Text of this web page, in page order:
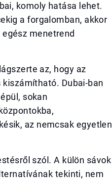
komoly hatása lehet.
a forgalomban, akkor
menetrend
az, hogy az
Dubai-ban
sokan
az nemcsak egyetlen
szól. A külön sávok
tekinti, nem